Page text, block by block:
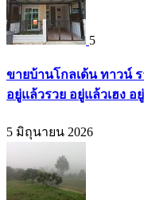
5
ขายบ้านโกลเด้น ทาวน์
อยู่แล้วรวย อยู่แล้วเฮง อ
5 มิถุนายน 2026